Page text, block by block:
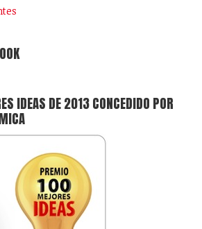
IDEAS DE 2013 CONCEDIDO POR